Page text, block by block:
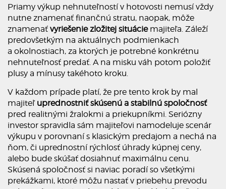
Priamy výkup nehnuteľností v hotovosti nemusí vždy
nutne znamenať finančnú stratu, naopak, môže
znamenať vyriešenie zložitej situáciemajiteľa. Záleží
predovšetkým na aktuálnych podmienkach
a okolnostiach, za ktorých je potrebné konkrétnu
nehnuteľnosť predať. A na misku váh potom položiť
plusy a mínusy takéhoto kroku.
V každom prípade platí, že pre tento krok by mal
majiteľ uprednostniť skúsenú a stabilnú spoločnosť
pred realitnými žralokmi a priekupníkmi. Seriózny
investor spravidla sám majiteľovi namodeluje scenár
výkupu v porovnaní s klasickým predajom a nechá na
ňom, či uprednostní rýchlosť úhrady kúpnej ceny,
alebo bude skúšať dosiahnuť maximálnu cenu.
Skúsená spoločnosť si naviac poradí so všetkými
prekážkami, ktoré môžu nastať v priebehu prevodu